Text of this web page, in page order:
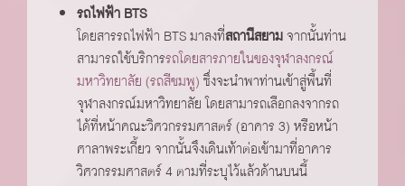
รถไฟฟ้า BTS
โดยสารรถไฟฟ้า BTS มาลงที่สถานีสยามจากนั้นท่าน
สามารถใช้บริการรถโดยสารภายในของจุฬาลงกรณ์
มหาวิทยาลัย (รถสีชมพู)ซึ่งจะนำพาท่านเข้าสู่พื้นที่
จุฬาลงกรณ์มหาวิทยาลัย โดยสามารถเลือกลงจากรถ
ได้ที่หน้าคณะวิศวกรรมศาสตร์ (อาคาร 3) หรือหน้า
ศาลาพระเกี้ยว จากนั้นจึงเดินเท้าต่อเข้ามาที่อาคาร
วิศวกรรมศาสตร์ 4 ตามที่ระบุไว้แล้วด้านบนนี้